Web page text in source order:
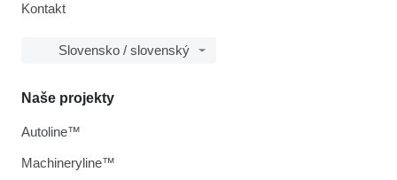
Kontakt
Slovensko / slovenský
Naše projekty
Autoline™
Machineryline™